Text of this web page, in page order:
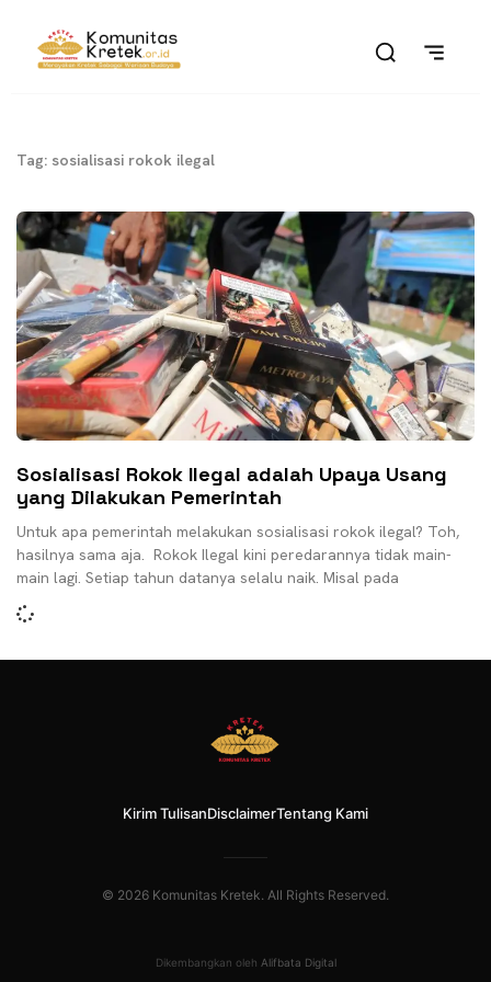
Tag: sosialisasi rokok ilegal
Sosialisasi Rokok Ilegal adalah Upaya Usang
yang Dilakukan Pemerintah
Untuk apa pemerintah melakukan sosialisasi rokok ilegal? Toh,
hasilnya sama aja. Rokok Ilegal kini peredarannya tidak main-
main lagi. Setiap tahun datanya selalu naik. Misal pada
Kirim TulisanDisclaimerTentang Kami
© 2026 Komunitas Kretek. All Rights Reserved.
Dikembangkan oleh Alifbata Digital